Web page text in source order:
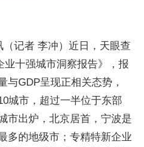
记者 李冲）近日，天眼查
业十强城市洞察报告》，报
与GDP呈现正相关态势，
城市，超过一半位于东部
市出炉，北京居首，宁波是
多的地级市；专精特新企业